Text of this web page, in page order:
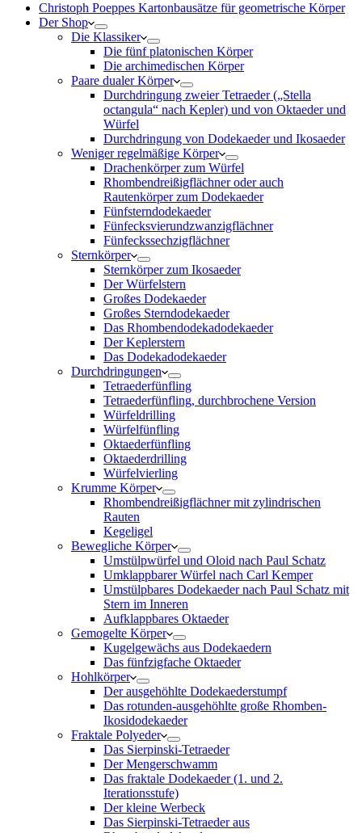
Christoph Poeppes Kartonbausätze für geometrische Körper
Der Shop
Die Klassiker
Die fünf platonischen Körper
Die archimedischen Körper
Paare dualer Körper
Durchdringung zweier Tetraeder („Stella
octangula“ nach Kepler) und von Oktaeder und
Würfel
Durchdringung von Dodekaeder und Ikosaeder
Weniger regelmäßige Körper
Drachenkörper zum Würfel
Rhombendreißigflächner oder auch
Rautenkörper zum Dodekaeder
Fünfsterndodekaeder
Fünfecksvierundzwanzigflächner
Fünfeckssechzigflächner
Sternkörper
Sternkörper zum Ikosaeder
Der Würfelstern
Großes Dodekaeder
Großes Sterndodekaeder
Das Rhombendodekadodekaeder
Der Keplerstern
Das Dodekadodekaeder
Durchdringungen
Tetraederfünfling
Tetraederfünfling, durchbrochene Version
Würfeldrilling
Würfelfünfling
Oktaederfünfling
Oktaederdrilling
Würfelvierling
Krumme Körper
Rhombendreißigflächner mit zylindrischen
Rauten
Kegeligel
Bewegliche Körper
Umstülpwürfel und Oloid nach Paul Schatz
Umklappbarer Würfel nach Carl Kemper
Umstülpbares Dodekaeder nach Paul Schatz mit
Stern im Inneren
Aufklappbares Oktaeder
Gemogelte Körper
Kugelgewächs aus Dodekaedern
Das fünfzigfache Oktaeder
Hohlkörper
Der ausgehöhlte Dodekaederstumpf
Das rotunden-ausgehöhlte große Rhomben-
Ikosidodekaeder
Fraktale Polyeder
Das Sierpinski-Tetraeder
Der Mengerschwamm
Das fraktale Dodekaeder (1. und 2.
Iterationsstufe)
Der kleine Werbeck
Das Sierpinski-Tetraeder aus